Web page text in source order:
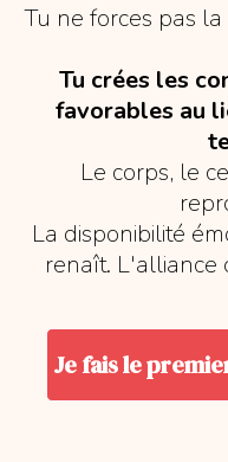
Tu ne forces pas
Tu crées les
favorables au
Le corps, le
La disponibilité
renaît. L'alliance
Je fais le